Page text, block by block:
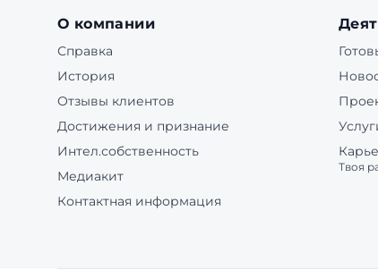
О компании
Справка
История
Отзывы клиентов
Достижения и признание
Интел.собственность
Медиакит
Контактная информация
Твоя